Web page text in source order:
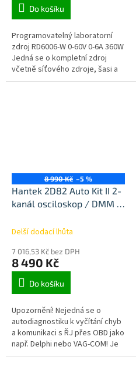
Do košíku
Programovatelný laboratorní
zdroj RD6006-W 0-60V 0-6A 360W
Jedná se o kompletní zdroj
včetně síťového zdroje, šasi a
předního panelu s wifi modulem
8 990 Kč –5 %
Hantek 2D82 Auto Kit II 2-
kanál osciloskop / DMM /
Delší dodací lhůta
7 016,53 Kč bez DPH
8 490 Kč
Do košíku
Upozornění! Nejedná se o
autodiagnostiku k vyčítání chyb
a komunikaci s ŘJ přes OBD jako
např. Delphi nebo VAG-COM! Je
to především osciloskop